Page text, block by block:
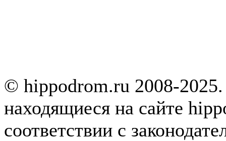
© hippodrom.ru 2008-
находящиеся на сайте
соответствии с